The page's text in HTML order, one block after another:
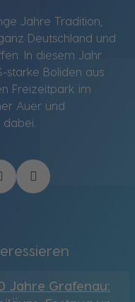
Jahre Tradition,
Deutschland und
In diesem Jahr
starke Boliden aus
Freizeitpark im
Auer und
Jahre Grafenau: